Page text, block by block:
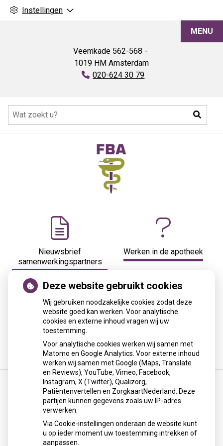
Instellingen
Veemkade 562-568
1019 HM Amsterdam
Tel:
020-624 30 79
MENU
Nieuwsbrief
samenwerkingspartners
Werken in de apotheek
Zoek een apotheek op
Laaggeletterdheid
Het bevorderen van correct medicijngebruik onder
laaggeletterde patiënten met een chronische aandoening,
door: verbetering van de samenwerking en continuïteit van
Deze website gebruikt cookies
Wij gebruiken noodzakelijke cookies zodat deze
website goed kan werken. Voor analytische
cookies en externe inhoud vragen wij uw
toestemming.
Voor analytische cookies werken wij samen met
Matomo en Google Analytics. Voor externe inhoud
werken wij samen met Google (Maps, Translate
en Reviews), YouTube, Vimeo, Facebook,
Instagram, X (Twitter), Qualizorg,
Patiëntenvertellen en ZorgkaartNederland. Deze
partijen kunnen gegevens zoals uw IP-adres
verwerken.
Via Cookie-instellingen onderaan de website kunt
u op ieder moment uw toestemming intrekken of
aanpassen.